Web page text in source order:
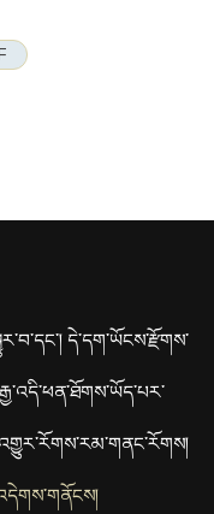
དེ་དག་ཡོངས་རྫོགས་